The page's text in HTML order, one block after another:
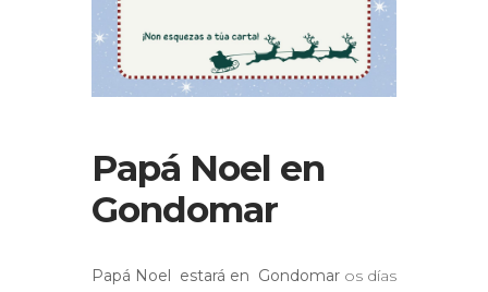
Papá Noel en
Gondomar
Papá Noel estará en Gondomar os días